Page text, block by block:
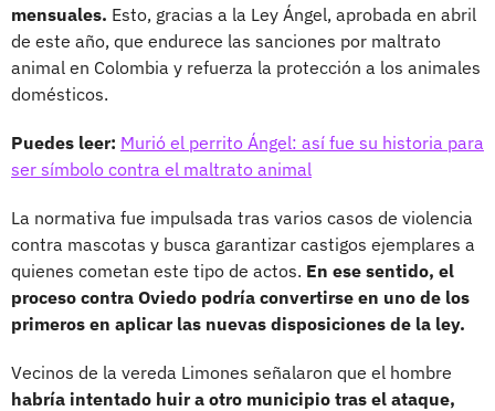
mensuales. Esto, gracias a la Ley Ángel, aprobada en abril
de este año, que endurece las sanciones por maltrato
animal en Colombia y refuerza la protección a los animales
domésticos.
Puedes leer: Murió el perrito Ángel: así fue su historia para
ser símbolo contra el maltrato animal
La normativa fue impulsada tras varios casos de violencia
contra mascotas y busca garantizar castigos ejemplares a
quienes cometan este tipo de actos. En ese sentido, el
proceso contra Oviedo podría convertirse en uno de los
primeros en aplicar las nuevas disposiciones de la ley.
Vecinos de la vereda Limones señalaron que el hombre
habría intentado huir a otro municipio tras el ataque,